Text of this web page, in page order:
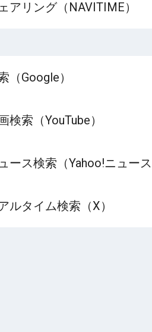
アリング（NAVITIME）
（Google）
検索（YouTube）
ース検索（Yahoo!ニュー
ルタイム検索（X）